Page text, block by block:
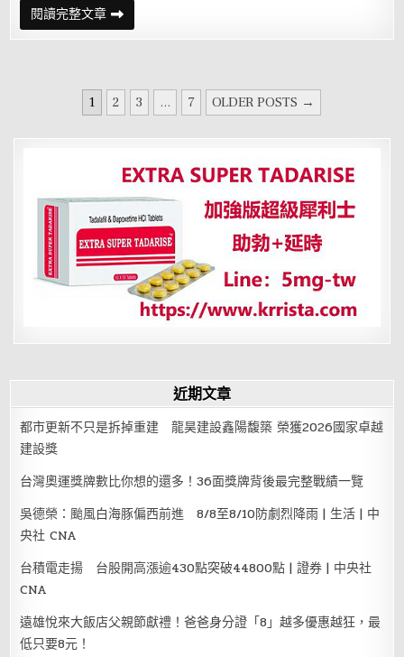
閱讀完整文章數
學
零
大
學
現
當
行
1 2 3 ... 7 OLDER POSTS →
近期文章
都市更新不只是拆掉重建 龍昊建設鑫陽馥築 榮獲2026國家卓越
建設獎
台灣奧運獎牌數比你想的還多！36面獎牌背後最完整戰績一覽
吳德榮：颱風白海豚偏西前進 8/8至8/10防劇烈降雨 | 生活 | 中
央社 CNA
台積電走揚 台股開高漲逾430點突破44800點 | 證券 | 中央社
CNA
遠雄悅來大飯店父親節獻禮！爸爸身分證「8」越多優惠越狂，最
低只要8元！